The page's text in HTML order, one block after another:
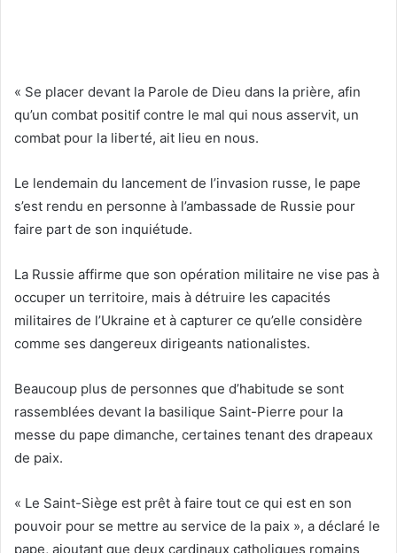
« Se placer devant la Parole de Dieu dans la prière, afin
qu’un combat positif contre le mal qui nous asservit, un
combat pour la liberté, ait lieu en nous.
Le lendemain du lancement de l’invasion russe, le pape
s’est rendu en personne à l’ambassade de Russie pour
faire part de son inquiétude.
La Russie affirme que son opération militaire ne vise pas à
occuper un territoire, mais à détruire les capacités
militaires de l’Ukraine et à capturer ce qu’elle considère
comme ses dangereux dirigeants nationalistes.
Beaucoup plus de personnes que d’habitude se sont
rassemblées devant la basilique Saint-Pierre pour la
messe du pape dimanche, certaines tenant des drapeaux
de paix.
« Le Saint-Siège est prêt à faire tout ce qui est en son
pouvoir pour se mettre au service de la paix », a déclaré le
pape, ajoutant que deux cardinaux catholiques romains